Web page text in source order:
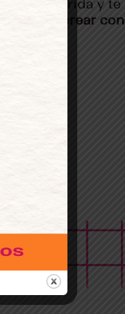
preferida y te
de crear con